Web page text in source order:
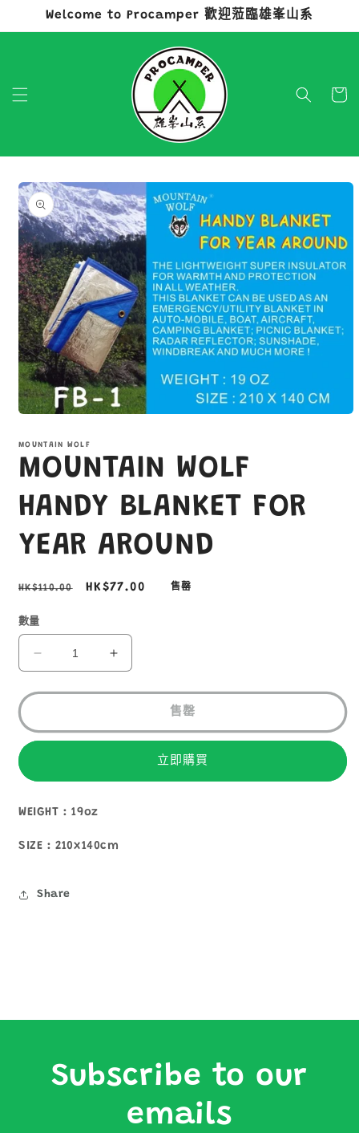
跳至內容
Welcome to Procamper 歡迎蒞臨雄峯山系
物
略過產品
資訊
視
中
開
多
檔
1
MOUNTAIN WOLF
MOUNTAIN WOLF
HANDY BLANKET FOR
YEAR AROUND
定
HK$110.00
售
HK$77.00 售罄
數量
MOUNTAIN
WOLF
HANDY
FOR
YEAR
數
少
MOUNTAIN
WOLF
HANDY
BLANKET
FOR
YEAR
AROUND
數
加
售罄
立即購買
WEIGHT : 19oz
SIZE : 210x140cm
Share
Subscribe to our
emails